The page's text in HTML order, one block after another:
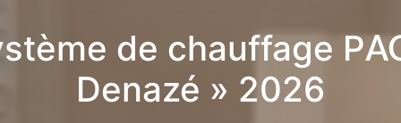
de chauffage
Denazé » 2026